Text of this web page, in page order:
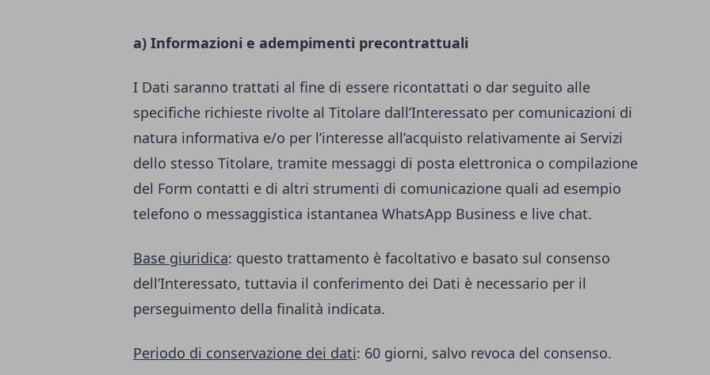
a) Informazioni e adempimenti precontrattuali
I Dati saranno trattati al fine di essere ricontattati o dar seguito alle
specifiche richieste rivolte al Titolare dall’Interessato per comunicazioni di
natura informativa e/o per l’interesse all’acquisto relativamente ai Servizi
dello stesso Titolare, tramite messaggi di posta elettronica o compilazione
del Form contatti e di altri strumenti di comunicazione quali ad esempio
telefono o messaggistica istantanea WhatsApp Business e live chat.
Base giuridica: questo trattamento è facoltativo e basato sul consenso
dell’Interessato, tuttavia il conferimento dei Dati è necessario per il
perseguimento della finalità indicata.
Periodo di conservazione dei dati: 60 giorni, salvo revoca del consenso.